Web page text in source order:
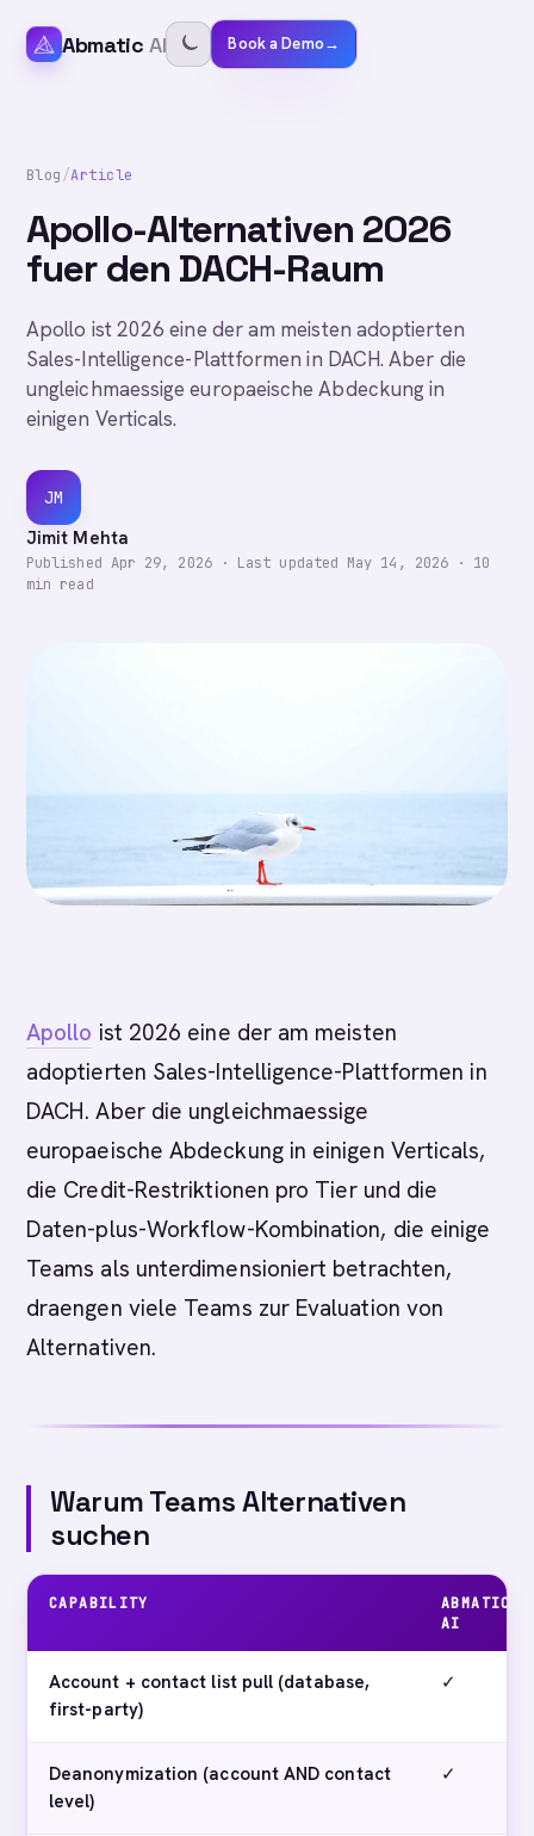
Abmatic AI Book a Demo→
Blog/Article
Apollo-Alternativen 2026
fuer den DACH-Raum
Apollo ist 2026 eine der am meisten adoptierten
Sales-Intelligence-Plattformen in DACH. Aber die
ungleichmaessige europaeische Abdeckung in
einigen Verticals.
JM
Jimit Mehta
Published Apr 29, 2026· Last updated May 14, 2026 · 10
min read
Apollo ist 2026 eine der am meisten
adoptierten Sales-Intelligence-Plattformen in
DACH. Aber die ungleichmaessige
europaeische Abdeckung in einigen Verticals,
die Credit-Restriktionen pro Tier und die
Daten-plus-Workflow-Kombination, die einige
Teams als unterdimensioniert betrachten,
draengen viele Teams zur Evaluation von
Alternativen.
Warum Teams Alternativen
suchen
CAPABILITY
ABMATIC
AI
Account + contact list pull (database,
first-party)
✓
Deanonymization (account AND contact
level)
✓